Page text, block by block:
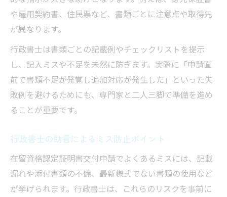
や雇用契約書、住民票など、書類ごとに注意点や取得先
が異なります。
行政書士は書類ごとの記載例やチェックリストを提示
し、記入ミスや不足を未然に防ぎます。実際に「申請直
前で書類不足が発覚し追加対応が発生した」といった失
敗例を避けるためにも、専門家と二人三脚で準備を進め
ることが重要です。
行政書士の助言によるミス防止ポイント
在留資格認定証明書交付申請でよくあるミスには、記載
漏れや添付書類の不備、最新様式でない書類の使用など
が挙げられます。行政書士は、これらのリスクを事前に